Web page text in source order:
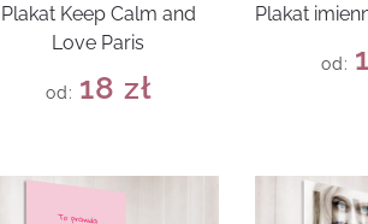
Plakat Keep Calm and
Love Paris
od: 18 zł
Plakat
od: